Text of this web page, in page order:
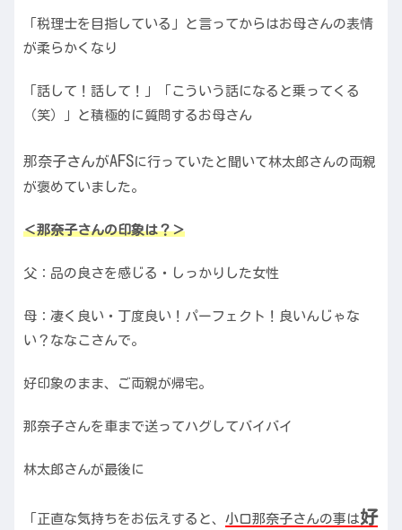
「税理士を目指している」と言ってからはお母さんの表情
が柔らかくなり
「話して！話して！」「こういう話になると乗ってくる
（笑）」と積極的に質問するお母さん
那奈子さんがAFSに行っていたと聞いて林太郎さんの両親
が褒めていました。
＜那奈子さんの印象は？＞
父：品の良さを感じる・しっかりした女性
母：凄く良い・丁度良い！パーフェクト！良いんじゃな
い？ななこさんで。
好印象のまま、ご両親が帰宅。
那奈子さんを車まで送ってハグしてバイバイ
林太郎さんが最後に
「正直な気持ちをお伝えすると、 小口那奈子さんの事は好